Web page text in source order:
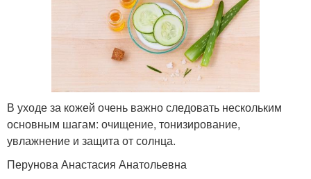
В уходе за кожей очень важно следовать нескольким
основным шагам: очищение, тонизирование,
увлажнение и защита от солнца.
Перунова Анастасия Анатольевна